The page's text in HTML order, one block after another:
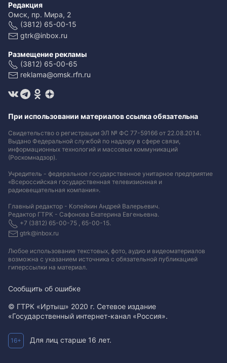
Редакция
Омск, пр. Мира, 2
(3812) 65-00-15
gtrk@inbox.ru
Размещение рекламы
(3812) 65-00-65
reklama@omsk.rfn.ru
При использовании материалов ссылка обязательна
Свидетельство о регистрации ЭЛ № ФС 77-59166 от 22.08.2014.
Выдано Федеральной службой по надзору в сфере связи,
информационных технологий и массовых коммуникаций
(Роскомнадзор).
Учредитель - федеральное государственное унитарное предприятие
«Всероссийская государственная телевизионная и
радиовещательная компания».
Главный редактор - Копейкин Андрей Валерьевич.
Редактор ГТРК - Сафонова Екатерина Евгеньевна.
+7 (3812) 65-00-75 , 65-00-15.
gtrk@inbox.ru
Любое использование текстовых, фото, аудио и видеоматериалов
возможна с указанием источника с обязательной публикацией
гиперссылки на материал.
Сообщить об ошибке
© ГТРК «Иртыш» 2020 г. Сетевое издание
«Государственный интернет-канал «Россия».
16+ Для лиц старше 16 лет.